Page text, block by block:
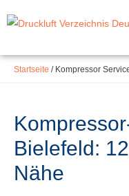
springen
Inhalt
Startseite / Kompressor
Bielefeld:
Nähe